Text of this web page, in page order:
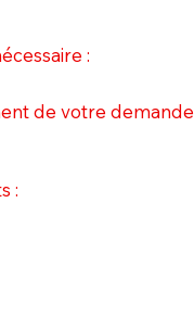
:
de votre demande
: